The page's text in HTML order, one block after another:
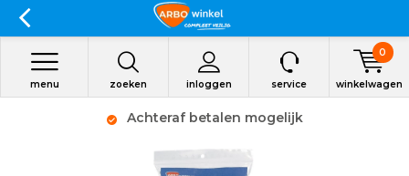
zoeken inloggen
menu service winkelwagen
0
Achteraf betalen mogelijk